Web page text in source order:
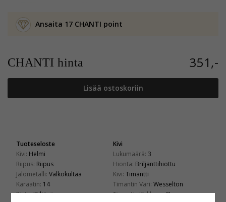
Ansaita 17 CHANTI point
CHANTI hinta 351,-
Lisää ostoskoriin
Tuoteseloste
Kivi: Helmi
Riipus: Riipus
Jalometalli: Valkokultaa
Karaatin: 14
Pinta:Kiiltävä
Kivi
Lukumäärä: 3
Hionta: Briljanttihiottu
Kivi: Timantti
Timantin Väri: Wesselton
Timantin Kirkkaus:SI